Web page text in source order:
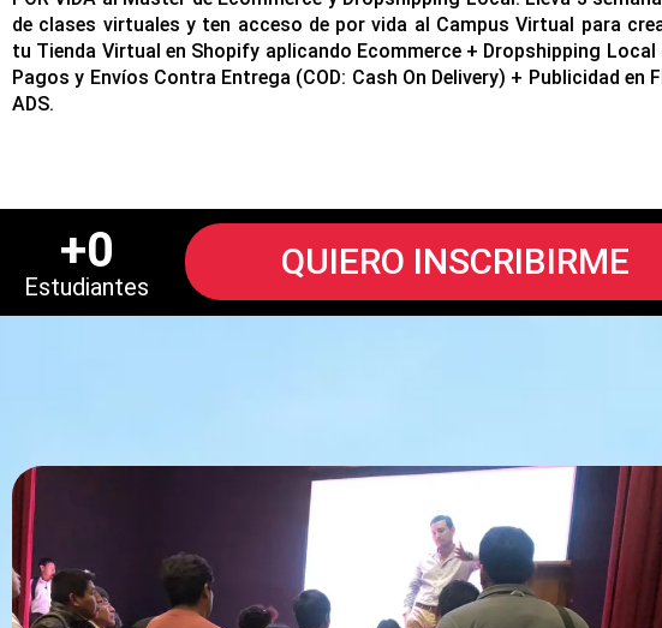
de clases virtuales y ten acceso de por vida al Campus Virtual para
tu Tienda Virtual en Shopify aplicando Ecommerce + Dropshipping Local
Pagos y Envíos Contra Entrega (COD: Cash On Delivery) + Publicidad en
ADS.
Estudiantes
+0 QUIERO INSCRIBIRME